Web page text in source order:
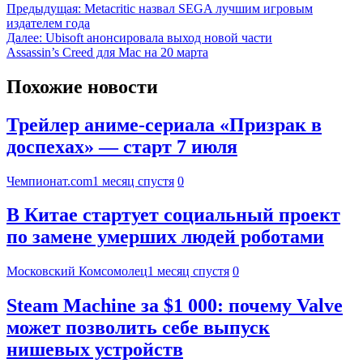
Предыдущая: Metacritic назвал SEGA лучшим игровым
издателем года
Далее: Ubisoft анонсировала выход новой части
Assassin’s Creed для Mac на 20 марта
Похожие новости
Трейлер аниме-сериала «Призрак в
доспехах» — старт 7 июля
Чемпионат.com1 месяц спустя 0
В Китае стартует социальный проект
по замене умерших людей роботами
Московский Комсомолец1 месяц спустя 0
Steam Machine за $1 000: почему Valve
может позволить себе выпуск
нишевых устройств